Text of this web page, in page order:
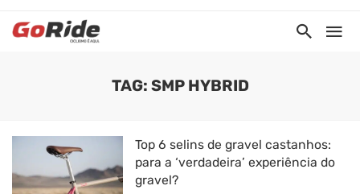
TAG: SMP HYBRID
Top 6 selins de gravel castanhos:
para a ‘verdadeira’ experiência do
gravel?